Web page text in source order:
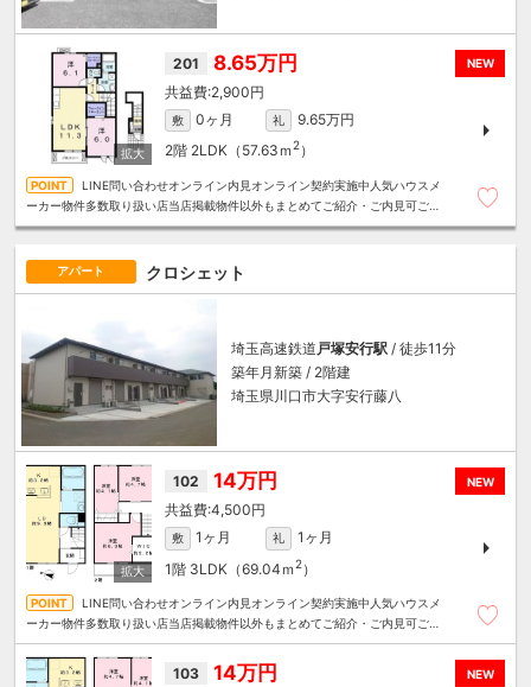
NEW
201 8.65万円
2,900円
敷 0ヶ月 礼
9.65万円
2階 2LDK（57.63ｍ 2）
LINE問い合わせオンライン内見オンライン契約実施中人気ハウスメ
ーカー物件多数取り扱い店当店掲載物件以外もまとめてご紹介・ご内見可ご予
アパート クロシェット
埼玉高速鉄道戸塚安行駅 / 徒歩11分
築年月新築 / 2階建
埼玉県川口市大字安行藤八
NEW
102 14万円
4,500円
敷 1ヶ月 礼
1ヶ月
1階 3LDK（69.04ｍ 2）
LINE問い合わせオンライン内見オンライン契約実施中人気ハウスメ
ーカー物件多数取り扱い店当店掲載物件以外もまとめてご紹介・ご内見可ご予
NEW
103 14万円